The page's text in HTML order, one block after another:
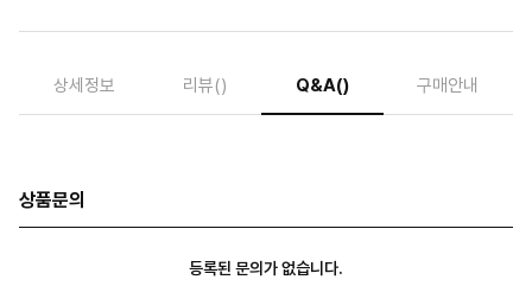
상세정보 리뷰() Q&A() 구매안내
상품문의
등록된 문의가 없습니다.